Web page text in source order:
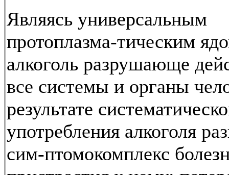
Являясь универсальным
протоплазма-тическим
алкоголь разрушающе
все системы и органы
результате
употребления алкоголя
сим-птомокомплекс